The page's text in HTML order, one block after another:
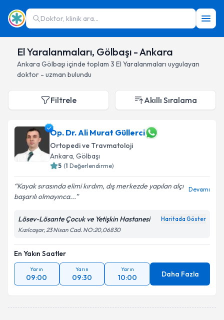
Doktor, klinik ara...
El Yaralanmaları, Gölbaşı - Ankara
Ankara Gölbaşı içinde toplam 3 El Yaralanmaları uygulayan
doktor - uzman bulundu
Filtrele Akıllı Sıralama
Op. Dr. Ali Murat Güllerci
Ortopedi ve Travmatoloji
Ankara, Gölbaşı
5 (1 Değerlendirme)
Kayak sırasında elimi kırdım, dış merkezde yapılan alçı
başarılı olmayınca...
Devamı
Lösev-Lösante Çocuk ve Yetişkin Hastanesi Haritada Göster
Kızılcaşar, 23 Nisan Cad. NO:20,06830
En Yakın Saatler
Yarın
09:00
Yarın
09:30
Yarın
10:00 Daha Fazla